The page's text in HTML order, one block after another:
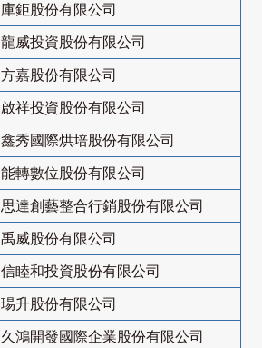
庫鉅股份有限公司
龍威投資股份有限公司
方嘉股份有限公司
啟祥投資股份有限公司
鑫秀國際烘培股份有限公司
能轉數位股份有限公司
思達創藝整合行銷股份有限公司
禹威股份有限公司
信睦和投資股份有限公司
瑒升股份有限公司
久鴻開發國際企業股份有限公司